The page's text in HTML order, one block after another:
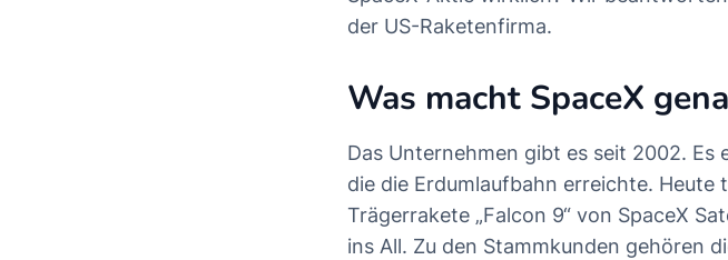
der US-Raketenfirma.
Was macht SpaceX
Das Unternehmen gibt es seit 2002.
die die Erdumlaufbahn erreichte.
Trägerrakete „Falcon 9“ von SpaceX
ins All. Zu den Stammkunden gehören